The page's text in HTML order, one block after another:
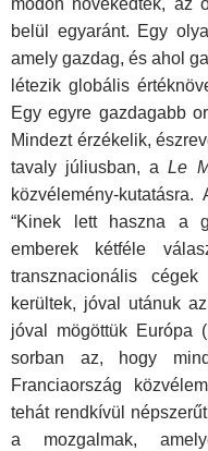
módon növekedtek, az
belül egyaránt. Egy
amely gazdag, és ahol
létezik globális
Egy egyre gazdagabb
Mindezt érzékelik,
tavaly júliusban, aLe
közvélemény-
“Kinek lett haszna a
emberek kétféle
transznacionális
kerültek, jóval utánuk
jóval mögöttük Európa
sorban az, hogy
Franciaország
tehát rendkívül
a mozgalmak,